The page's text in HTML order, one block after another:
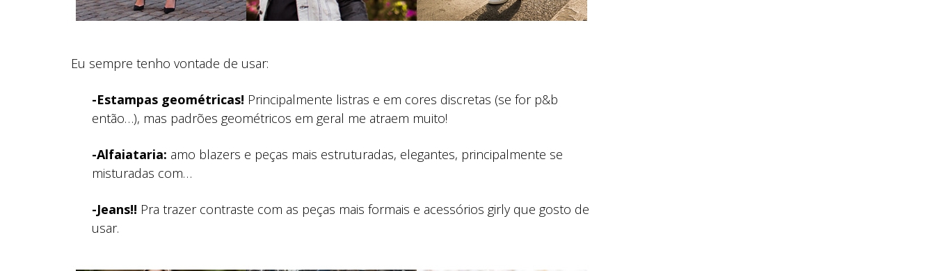
Eu sempre tenho vontade de usar:
-Estampas geométricas! Principalmente listras e em cores discretas (se for p&b
então…), mas padrões geométricos em geral me atraem muito!
-Alfaiataria: amo blazers e peças mais estruturadas, elegantes, principalmente se
misturadas com…
-Jeans!! Pra trazer contraste com as peças mais formais e acessórios girly que gosto de
usar.